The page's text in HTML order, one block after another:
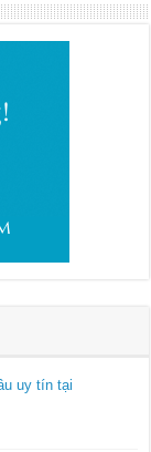
uy tín tại